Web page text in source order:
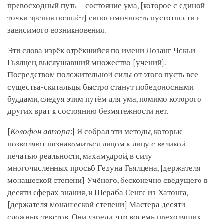
превосходный путь – состояние ума, [которое с единой
точки зрения познаёт] синонимичность пустотности и
зависимого возникновения.
Эти слова изрёк отрёкшийся по имени Лозанг Чокьи
Гьялцен, выслушавший множество [учений].
Посредством положительной силы от этого пусть все
существа-скитальцы быстро станут победоносными
буддами, следуя этим путём для ума, помимо которого
других врат к состоянию безмятежности нет.
[Колофон автора:] Я собрал эти методы, которые
позволяют познакомиться лицом к лицу с великой
печатью реальности, махамудрой, в силу
многочисленных просьб Гедуна Гьялцена, [держателя
монашеской степени] Учёного, бесконечно сведущего в
десяти сферах знания, и Шераба Сенге из Хатонга,
[держателя монашеской степени] Мастера десяти
сложных текстов. Они узрели, что восемь преходящих